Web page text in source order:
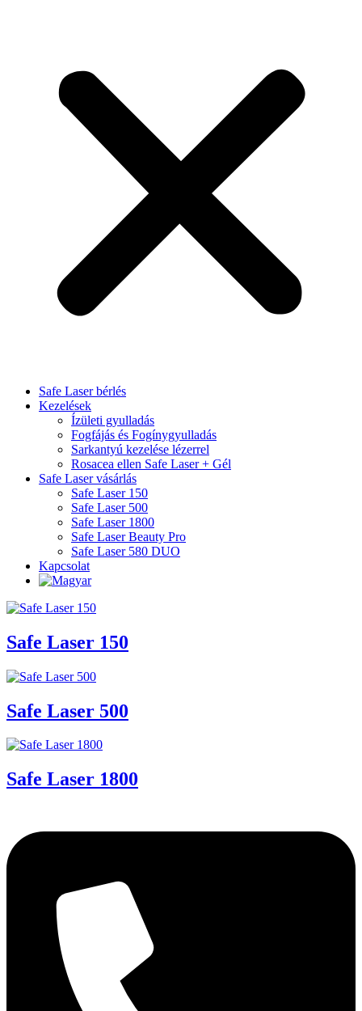
Safe Laser bérlés
Kezelések
Ízületi gyulladás
Fogfájás és Fogínygyulladás
Sarkantyú kezelése lézerrel
Rosacea ellen Safe Laser + Gél
Safe Laser vásárlás
Safe Laser 150
Safe Laser 500
Safe Laser 1800
Safe Laser Beauty Pro
Safe Laser 580 DUO
Kapcsolat
Safe Laser 150
Safe Laser 500
Safe Laser 1800